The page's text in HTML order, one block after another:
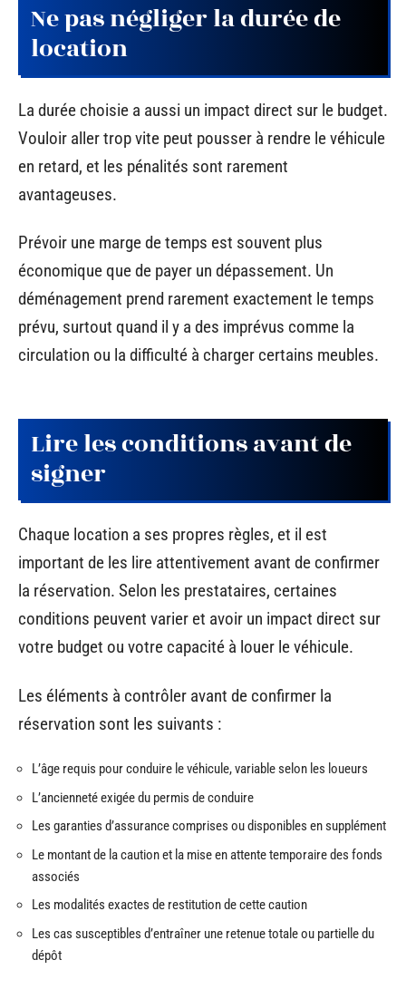
Ne pas négliger la durée de
location
La durée choisie a aussi un impact direct sur le budget.
Vouloir aller trop vite peut pousser à rendre le véhicule
en retard, et les pénalités sont rarement
avantageuses.
Prévoir une marge de temps est souvent plus
économique que de payer un dépassement. Un
déménagement prend rarement exactement le temps
prévu, surtout quand il y a des imprévus comme la
circulation ou la difficulté à charger certains meubles.
Lire les conditions avant de
signer
Chaque location a ses propres règles, et il est
important de les lire attentivement avant de confirmer
la réservation. Selon les prestataires, certaines
conditions peuvent varier et avoir un impact direct sur
votre budget ou votre capacité à louer le véhicule.
Les éléments à contrôler avant de confirmer la
réservation sont les suivants :
L’âge requis pour conduire le véhicule, variable selon les loueurs
L’ancienneté exigée du permis de conduire
Les garanties d’assurance comprises ou disponibles en supplément
Le montant de la caution et la mise en attente temporaire des fonds
associés
Les modalités exactes de restitution de cette caution
Les cas susceptibles d’entraîner une retenue totale ou partielle du
dépôt